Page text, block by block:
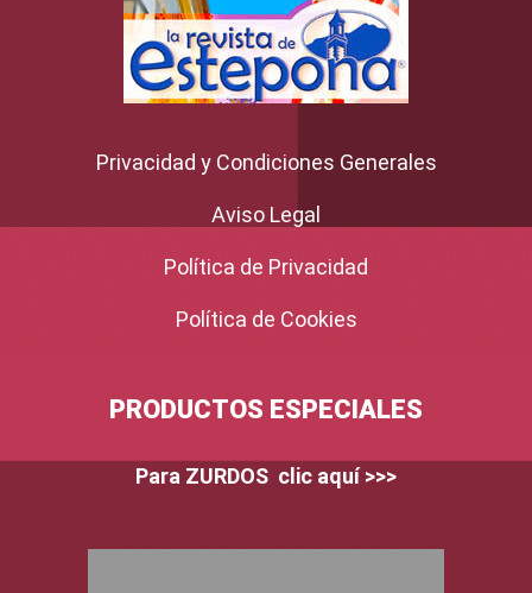
Privacidad y Condiciones Generales
Aviso Legal
Política de Privacidad
Política de Cookies
PRODUCTOS ESPECIALES
Para ZURDOS clic aquí >>>